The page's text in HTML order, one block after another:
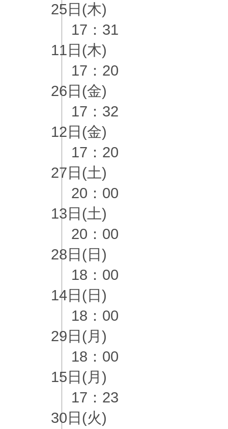
25日(木)
17：31
11日(木)
17：20
26日(金)
17：32
12日(金)
17：20
27日(土)
20：00
13日(土)
20：00
28日(日)
18：00
14日(日)
18：00
29日(月)
18：00
15日(月)
17：23
30日(火)